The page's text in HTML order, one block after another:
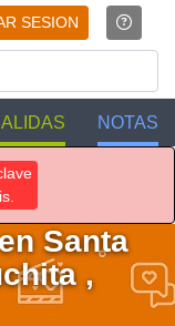
SESION
NOTAS
Santa
,